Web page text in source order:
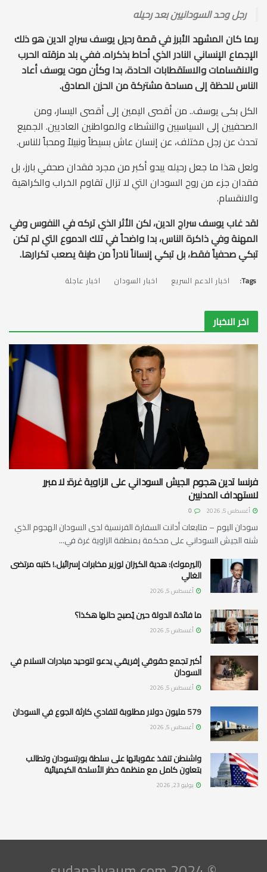
رجل وحد السودانيين بعد رحيله
ربما كان المشهد الأبرز في قصة رحيل يوسف سراج الدين هو ذلك
الإجماع الإنساني النادر الذي أحاط بذكراه. ففي بلد مزقته الحرب
والانقسامات والاستقطابات الحادة، بدا وكأن موت يوسف أعاد
الناس للحظة إلى مساحة مشتركة من الحزن الصادق.
الكل بكى يوسف.. من أقصى اليمين إلى أقصى اليسار، ومن
الصحفيين إلى السياسيين والنشطاء والمواطنين العاديين. الجميع
تحدث عن رجل مختلف، عن إنسان عاش بسيطاً ونبيلاً ومحباً للناس.
ولعل هذا ما جعل رحيله يبدو أكبر من مجرد فقدان صحفي بارز، بل
فقدان جزء من روح السودان التي لا تزال تقاوم الخراب والكراهية
والانقسام.
لقد غاب يوسف سراج الدين، لكن الأثر الذي تركه في النفوس وفي
المهنة وفي ذاكرة الناس، بدا واضحاً في تلك الدموع التي لم تكن
تبكي صحفياً فقط، بل تبكي إنساناً نادراً من طينة يصعب تكرارها.
Tags: اخبار الدعم السريع اخبار السودان اخبار عاجلة
اخر الاخبار
فرنسا تدين هجوم الجيش السوداني على الزاوية غرة: لا مبرر
لاستهداف المدنيين
أغسطس 5, 2026
سودان اليوم – متابعات أدانت السفارة الفرنسية لدى السودان الهجوم الذي
شنه الجيش السوداني على محكمة بمنطقة الزاوية غرة في...
(اليرموك): هدية الكيزان لوزير مخابرات إسرائيل.! كتبه مرتضى
الغالي
أغسطس 5, 2026
ما فائدة الدولة حين يُصبح حالها هكذا؟
أغسطس 5, 2026
أكبر تجمع حقوقي إفريقي يدعو لتوحيد مبادرات السلام في
السودان
أغسطس 5, 2026
579 مليون دولار مطلوبة لتفادي كارثة الجوع في السودان
أغسطس 5, 2026
واشنطن تنفذ عقوباتها على سلطة بورتسودان وتطالب
بتعاون كامل مع منظمة حظر الأسلحة الكيميائية
يوليو 23, 2026